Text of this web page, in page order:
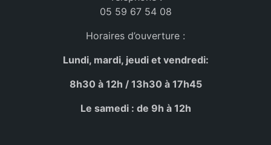
05 59 67 54 08
Horaires d’ouverture :
Lundi, mardi, jeudi et vendredi:
8h30 à 12h / 13h30 à 17h45
Le samedi : de 9h à 12h